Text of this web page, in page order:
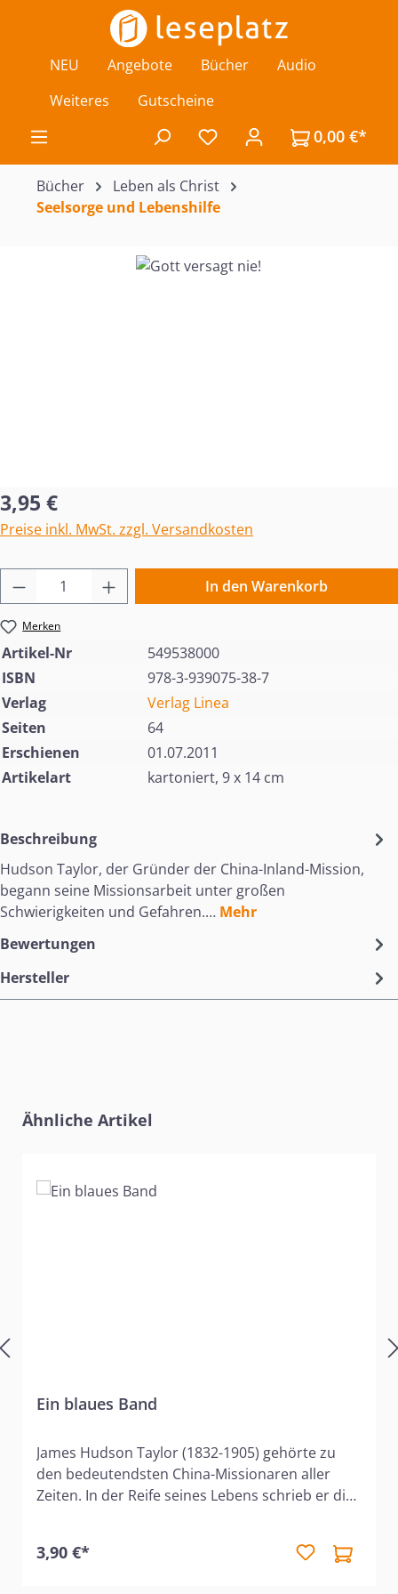
Zum Hauptinhalt springen
NEU Angebote Bücher
Audio
Weiteres
Gutscheine
Du hast 0 Produkte auf
0,00 €*
Bücher
Leben als Christ
Seelsorge und Lebenshilfe
Bildergalerie überspringen
Regulärer Preis:
3,95 €
Preise inkl. MwSt. zzgl. Versandkosten
Produkt Anzahl: Gib den gewünschten
In den Warenkorb
Merken
Artikel-Nr
549538000
ISBN
978-3-939075-38-7
Verlag
Verlag Linea
Seiten
64
Erschienen
01.07.2011
Artikelart
kartoniert, 9 x 14 cm
Beschreibung
Hudson Taylor, der Gründer der China-Inland-Mission,
begann seine Missionsarbeit unter großen
Schwierigkeiten und Gefahren.… Mehr
Bewertungen
Hersteller
Produktgalerie überspringen
Ähnliche Artikel
Ein blaues Band
James Hudson Taylor (1832-1905) gehörte zu
den bedeutendsten China-Missionaren aller
Zeiten. In der Reife seines Lebens schrieb er die
geistlichen Reife. Er selbst war von Gott
3,90 €*